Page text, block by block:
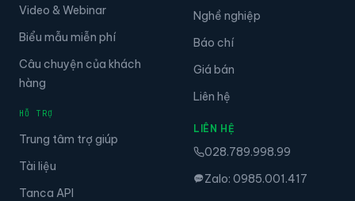
Video & Webinar
Biểu mẫu miễn phí
Câu chuyện của khách
hàng
HỖ TRỢ
Trung tâm trợ giúp
Tài liệu
Tanca API
Nghề nghiệp
Báo chí
Giá bán
Liên hệ
LIÊN HỆ
028.789.998.99
Zalo: 0985.001.417